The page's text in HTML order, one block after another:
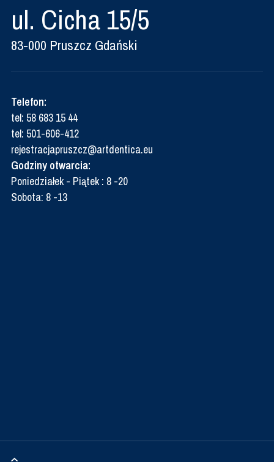
ul. Cicha 15/5
83-000 Pruszcz Gdański
Telefon:
tel: 58 683 15 44
tel: 501-606-412
rejestracjapruszcz@artdentica.eu
Godziny otwarcia:
Poniedziałek - Piątek : 8 -20
Sobota: 8 -13